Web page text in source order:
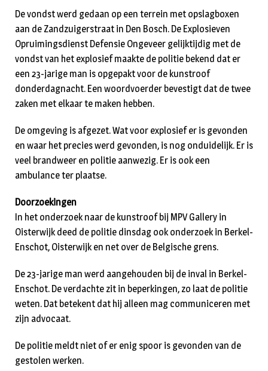
De vondst werd gedaan op een terrein met opslagboxen
aan de Zandzuigerstraat in Den Bosch. De Explosieven
Opruimingsdienst Defensie Ongeveer gelijktijdig met de
vondst van het explosief maakte de politie bekend dat er
een 23-jarige man is opgepakt voor de kunstroof
donderdagnacht. Een woordvoerder bevestigt dat de twee
zaken met elkaar te maken hebben.
De omgeving is afgezet. Wat voor explosief er is gevonden
en waar het precies werd gevonden, is nog onduidelijk. Er is
veel brandweer en politie aanwezig. Er is ook een
ambulance ter plaatse.
Doorzoekingen
In het onderzoek naar de kunstroof bij MPV Gallery in
Oisterwijk deed de politie dinsdag ook onderzoek in Berkel-
Enschot, Oisterwijk en net over de Belgische grens.
De 23-jarige man werd aangehouden bij de inval in Berkel-
Enschot. De verdachte zit in beperkingen, zo laat de politie
weten. Dat betekent dat hij alleen mag communiceren met
zijn advocaat.
De politie meldt niet of er enig spoor is gevonden van de
gestolen werken.